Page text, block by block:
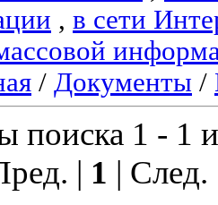
, в сети
/ Документы /
поиска 1 - 1
| 1 |